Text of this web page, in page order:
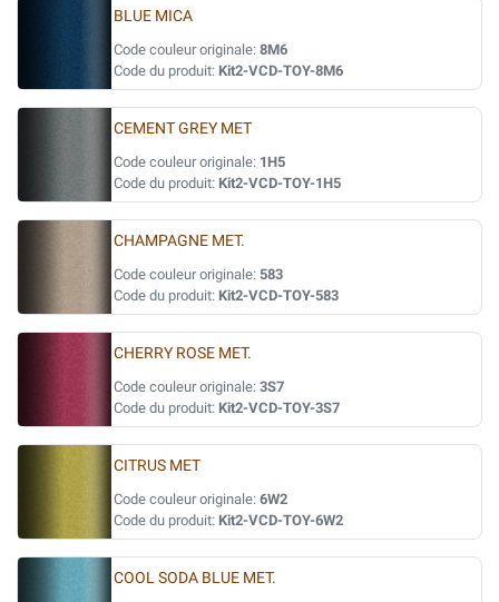
BLUE MICA
Code couleur originale: 8M6
Code du produit: Kit2-VCD-TOY-8M6
CEMENT GREY MET
Code couleur originale: 1H5
Code du produit: Kit2-VCD-TOY-1H5
CHAMPAGNE MET.
Code couleur originale: 583
Code du produit: Kit2-VCD-TOY-583
CHERRY ROSE MET.
Code couleur originale: 3S7
Code du produit: Kit2-VCD-TOY-3S7
CITRUS MET
Code couleur originale: 6W2
Code du produit: Kit2-VCD-TOY-6W2
COOL SODA BLUE MET.